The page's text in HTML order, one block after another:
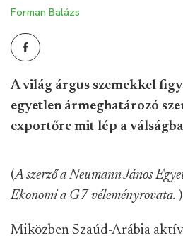
Forman Balázs
A világ árgus szemekkel
egyetlen ármeghatározó
exportőre mit lép a
(A szerző a Neumann János
Ekonomi a G7 véleményrovata. )
Miközben Szaúd-Arábia